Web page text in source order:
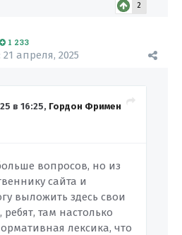
2
1 233
21 апреля, 2025
в 16:25, Гордон Фримен
вопросов, но из
сайта и
выложить здесь свои
там настолько
лексика, что